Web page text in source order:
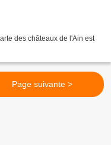
des châteaux de l'Ain est
Page suivante >